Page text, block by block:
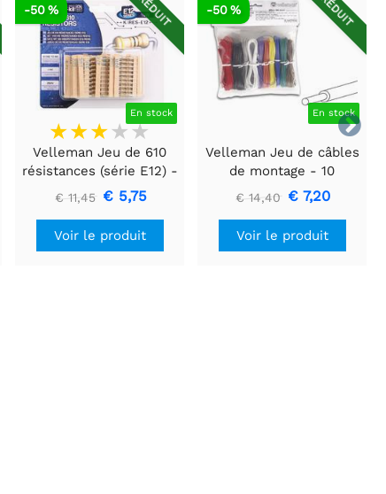

RÉDUIT
En stock
-50 %
Velleman Jeu de 610
résistances (série E12) -
1/4W - 5%
€ 11,45 € 5,75
Voir le produit
RÉDUIT
En stock
-50 %
Velleman Jeu de câbles
de montage - 10
couleurs - 60m - âme
massive
€ 14,40 € 7,20
Voir le produit